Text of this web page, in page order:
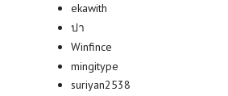
ekawith
ปา
Winfince
mingitype
suriyan2538